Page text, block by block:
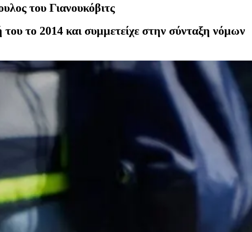
του Γιανουκόβιτς
το 2014 και συμμετείχε στην σύνταξη νόμων